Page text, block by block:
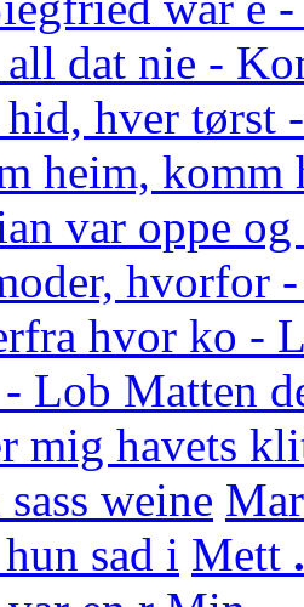
dat nie -
hver tørst
heim, komm
var oppe
hvorfor
hvor ko -
Lob Matten
mig havets
weine
sad i Mett